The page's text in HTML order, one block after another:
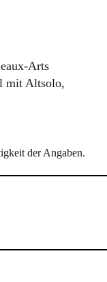
Arts
mit Altsolo,
der Angaben.